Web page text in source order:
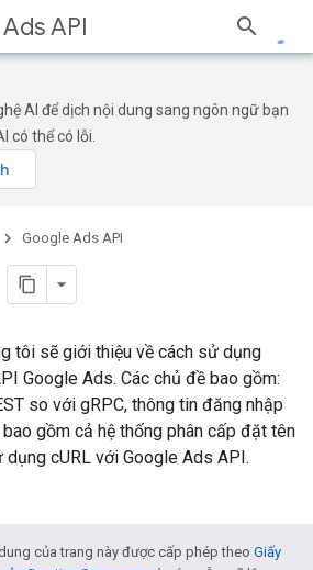
Ads API
AI để dịch nội dung sang ngôn ngữ bạn
có thể có lỗi.
Google Ads API
tôi sẽ giới thiệu về cách sử dụng
Google Ads. Các chủ đề bao gồm:
so với gRPC, thông tin đăng nhập
gồm cả hệ thống phân cấp đặt tên
cURL với Google Ads API.
của trang này được cấp phép theo Giấy